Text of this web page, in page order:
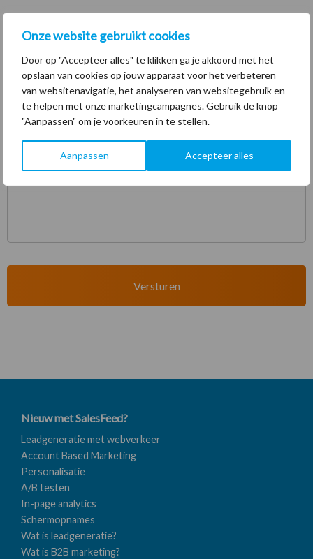
Onze website gebruikt cookies
Door op "Accepteer alles" te klikken ga je akkoord met het
opslaan van cookies op jouw apparaat voor het verbeteren
van websitenavigatie, het analyseren van websitegebruik en
te helpen met onze marketingcampagnes. Gebruik de knop
"Aanpassen" om je voorkeuren in te stellen.
Aanpassen Accepteer alles
Bedrijfsnaam *
Vraag *
Nieuw met SalesFeed?
Leadgeneratie met webverkeer
Account Based Marketing
Personalisatie
A/B testen
In-page analytics
Schermopnames
Wat is leadgeneratie?
Wat is B2B marketing?